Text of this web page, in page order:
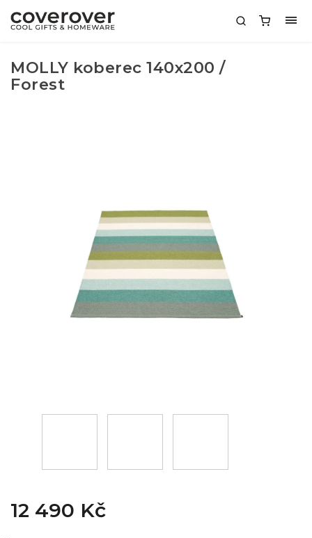
MOLLY koberec 140x200 /
Forest
12 490 Kč